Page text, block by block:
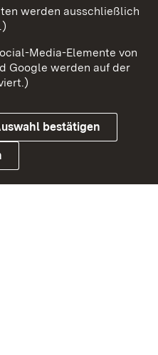
Barrierefreiheit
werden ausschließlich
Media-Elemente von
Google werden auf der
bestätigen